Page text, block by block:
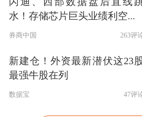
预期持续上升，保险公
度，同时保障类产品尤
稳。因此，预计二季度
有望较一季度有所上升
水！存储芯片巨头业绩利空...
券商中国 263评
新建仓！外资最新潜伏这23
最强牛股在列
数据宝 47评